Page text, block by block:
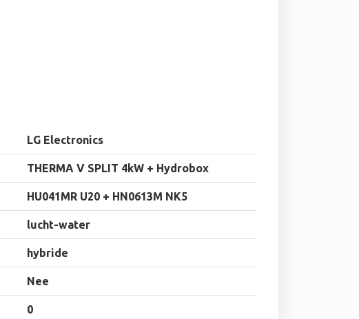
LG Electronics
THERMA V SPLIT 4kW + Hydrobox
HU041MR U20 + HN0613M NK5
lucht-water
hybride
Nee
0